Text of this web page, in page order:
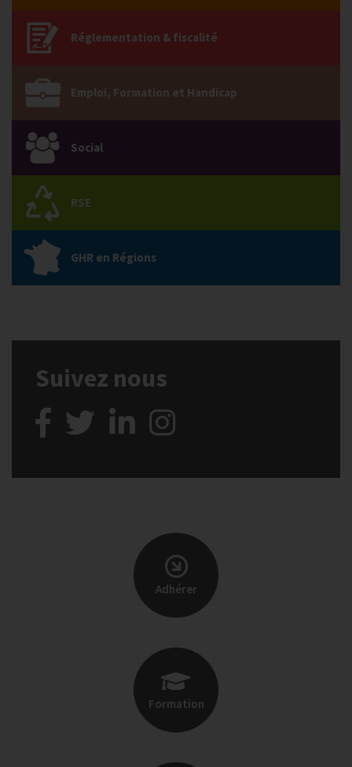
Réglementation & fiscalité
Emploi, Formation et Handicap
Social
RSE
GHR en Régions
Suivez nous
Adhérer
Formation